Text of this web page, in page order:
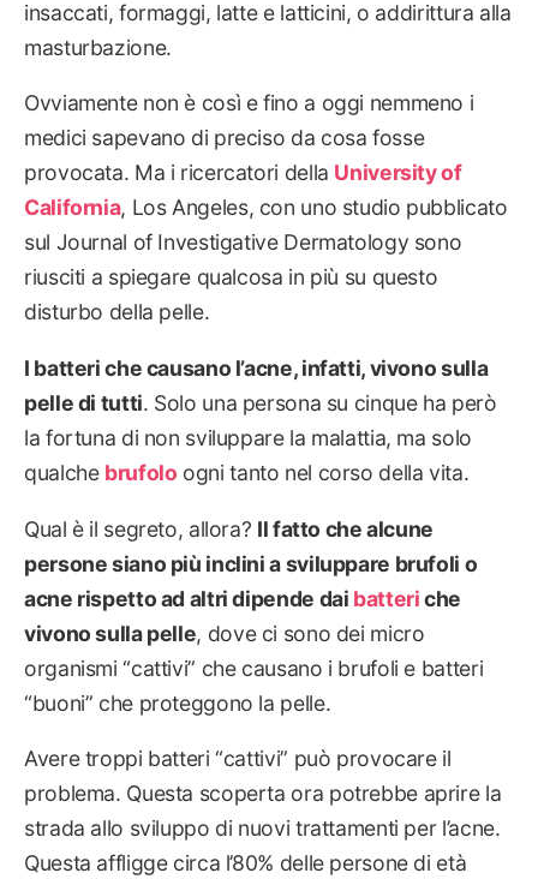
insaccati, formaggi, latte e latticini, o addirittura alla
masturbazione.
Ovviamente non è così e fino a oggi nemmeno i
medici sapevano di preciso da cosa fosse
provocata. Ma i ricercatori della University of
California, Los Angeles, con uno studio pubblicato
sul Journal of Investigative Dermatology sono
riusciti a spiegare qualcosa in più su questo
disturbo della pelle.
I batteri che causano l’acne, infatti, vivono sulla
pelle di tutti. Solo una persona su cinque ha però
la fortuna di non sviluppare la malattia, ma solo
qualche brufolo ogni tanto nel corso della vita.
Qual è il segreto, allora? Il fatto che alcune
persone siano più inclini a sviluppare brufoli o
acne rispetto ad altri dipende dai batteriche
vivono sulla pelle, dove ci sono dei micro
organismi “cattivi” che causano i brufoli e batteri
“buoni” che proteggono la pelle.
Avere troppi batteri “cattivi” può provocare il
problema. Questa scoperta ora potrebbe aprire la
strada allo sviluppo di nuovi trattamenti per l’acne.
Questa affligge circa l’80% delle persone di età